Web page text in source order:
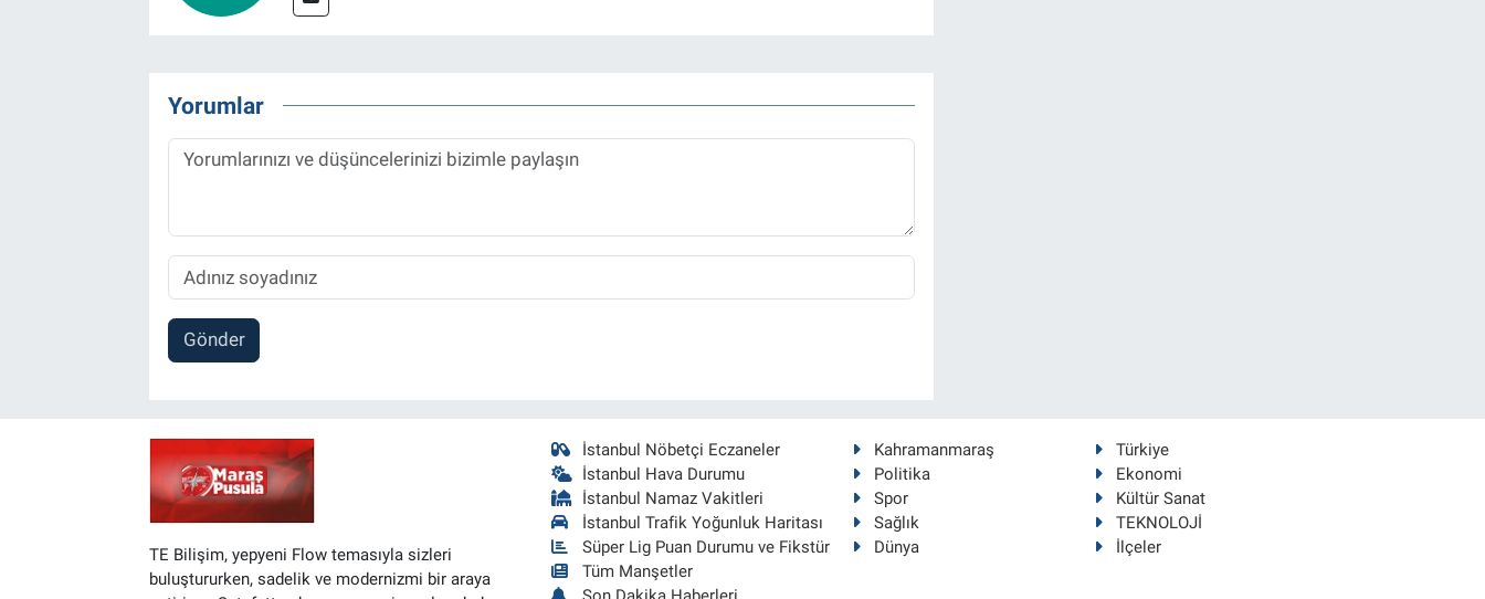
Yorumlar
Gönder
TE Bilişim, yepyeni Flow temasıyla sizleri
buluştururken, sadelik ve modernizmi bir araya
İstanbul Nöbetçi Eczaneler
İstanbul Hava Durumu
İstanbul Namaz Vakitleri
İstanbul Trafik Yoğunluk Haritası
Süper Lig Puan Durumu ve Fikstür
Tüm Manşetler
Kahramanmaraş
Türkiye
Politika
Ekonomi
Spor
Kültür Sanat
Sağlık
TEKNOLOJİ
Dünya
İlçeler